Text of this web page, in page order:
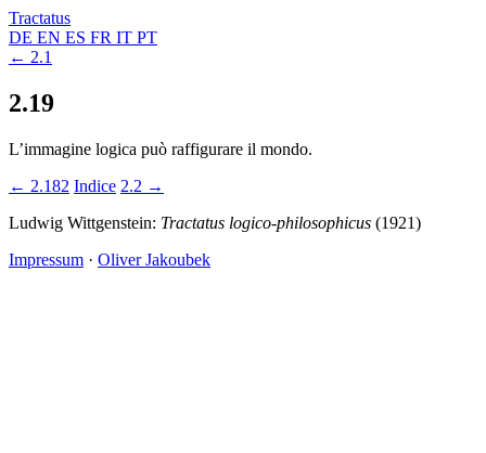
Tractatus
DE EN ES FR IT PT
← 2.1
2.19
L’immagine logica può raffigurare il mondo.
← 2.182 Indice 2.2 →
Ludwig Wittgenstein: Tractatus logico-philosophicus (1921)
Impressum · Oliver Jakoubek